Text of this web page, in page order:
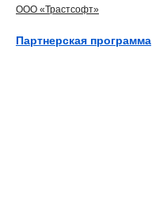
ООО «Трастсофт»
Партнерская программа